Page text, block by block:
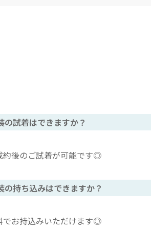
試着はできますか？
後のご試着が可能です◎
持ち込みはできますか？
お持込みいただけます◎